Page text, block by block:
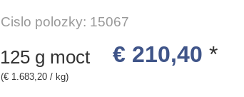
Cislo polozky: 15067
125 g moct € 210,40 *
(€ 1.683,20 / kg)